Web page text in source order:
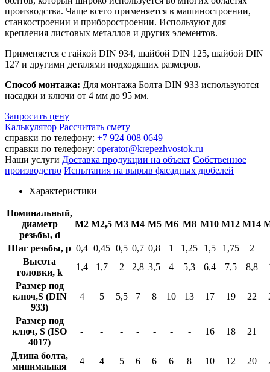
производства. Чаще всего применяется в машиностроении,
станкостроении и приборостроении. Используют для
крепления листовых металлов и других элементов.
Применяется с гайкой DIN 934, шайбой DIN 125, шайбой DIN
127 и другими деталями подходящих размеров.
Способ монтажа: Для монтажа Болта DIN 933 используются
насадки и ключи от 4 мм до 95 мм.
Запросить цену
Калькулятор Рассчитать смету
справки по телефону: +7 924 008 0649
справки по телефону: operator@krepezhvostok.ru
Наши услуги Доставка продукции на объект Собственное
производство Испытания на вырыв фасадных дюбелей
Характеристики
Номинальный,
диаметр
резьбы, d
М2 М2,5 М3 М4 М5 М6 М8 М10 М12 М14
Шаг резьбы, p 0,4 0,45 0,5 0,7 0,8 1 1,25 1,5 1,75
2
Высота
головки, k
1,4 1,7 2 2,8 3,5 4 5,3 6,4 7,5 8,8
Размер под
ключ,S (DIN
933)
4 5 5,5 7 8 10 13 17 19 22
Размер под
ключ, S (ISO
4017)
- - - - - - - 16 18 21
Длина болта,
минимаьная
4 4 5 6 6 6 8 10 12 20